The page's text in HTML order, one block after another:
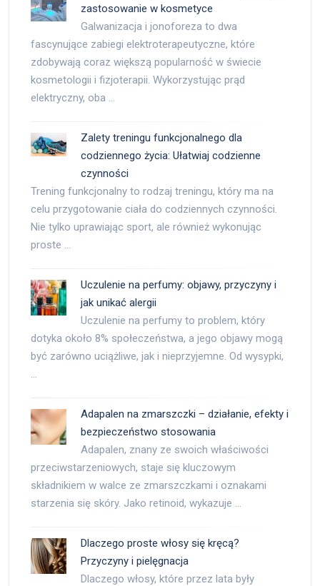
zastosowanie w kosmetyce
Galwanizacja i jonoforeza to dwa
fascynujące zabiegi elektroterapeutyczne, które
zdobywają coraz większą popularność w świecie
kosmetologii i fizjoterapii. Wykorzystując prąd
elektryczny, oba …
Zalety treningu funkcjonalnego dla
codziennego życia: Ułatwiaj codzienne
czynności
Trening funkcjonalny to rodzaj treningu, który ma na
celu przygotowanie ciała do codziennych czynności.
Nie tylko uprawiając sport, ale również wykonując
proste …
Uczulenie na perfumy: objawy, przyczyny i
jak unikać alergii
Uczulenie na perfumy to problem, który
dotyka około 8% społeczeństwa, a jego objawy mogą
być zarówno uciążliwe, jak i nieprzyjemne. Od wysypki,
…
Adapalen na zmarszczki – działanie, efekty i
bezpieczeństwo stosowania
Adapalen, znany ze swoich właściwości
przeciwstarzeniowych, staje się kluczowym
składnikiem w walce ze zmarszczkami i oznakami
starzenia się skóry. Jako retinoid, wykazuje …
Dlaczego proste włosy się kręcą?
Przyczyny i pielęgnacja
Dlaczego włosy, które przez lata były